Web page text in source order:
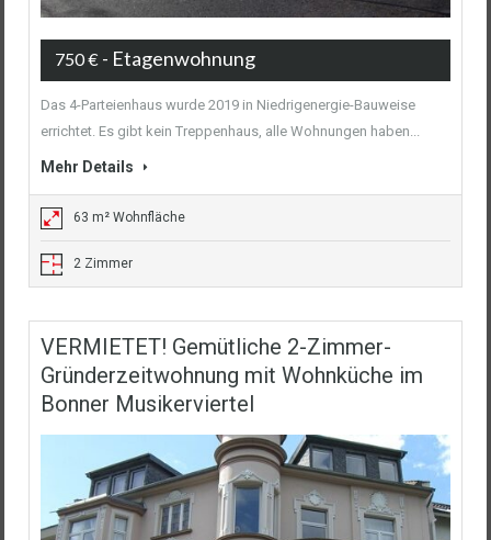
750 € - Etagenwohnung
Das 4-Parteienhaus wurde 2019 in Niedrigenergie-Bauweise
errichtet. Es gibt kein Treppenhaus, alle Wohnungen haben...
Mehr Details
63 m² Wohnfläche
2 Zimmer
VERMIETET! Gemütliche 2-Zimmer-
Gründerzeitwohnung mit Wohnküche im
Bonner Musikerviertel